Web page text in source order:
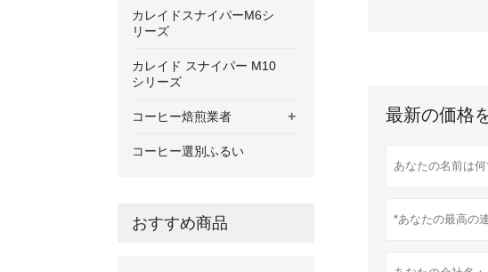
最新の価格
カレイドスナイパーM6シ
リーズ
カレイド スナイパー M10
シリーズ
+
コーヒー焙煎業者
コーヒー選別ふるい
おすすめ商品